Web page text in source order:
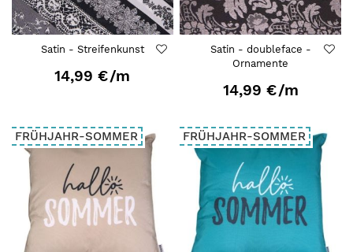
Satin - Streifenkunst
14,99 €/m
Satin - doubleface -
Ornamente
14,99 €/m
FRÜHJAHR-SOMMER FRÜHJAHR-SOMMER